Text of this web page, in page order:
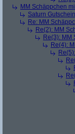
MM Schäppchen
Saturn
Re: MM
Re(2): MM
Re(3): MM
Re(4):